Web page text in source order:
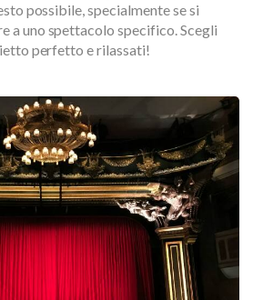
possibile, specialmente se si
a uno spettacolo specifico. Scegli
perfetto e rilassati!